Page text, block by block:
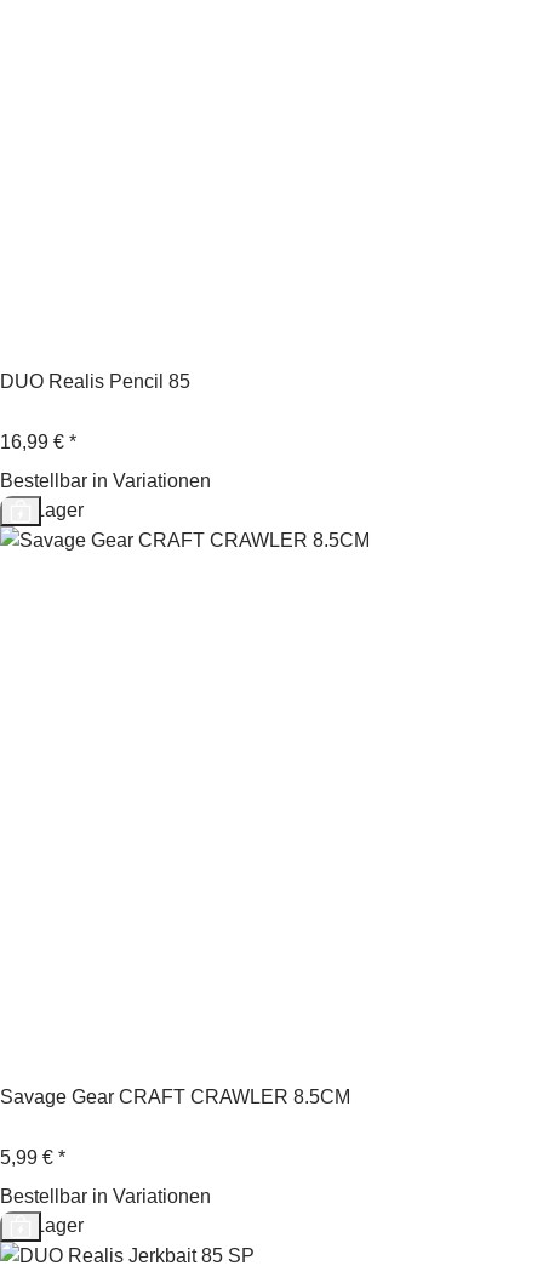
DUO Realis Pencil 85
16,99 € *
Bestellbar in Variationen
Auf Lager
Savage Gear CRAFT CRAWLER 8.5CM
5,99 € *
Bestellbar in Variationen
Auf Lager